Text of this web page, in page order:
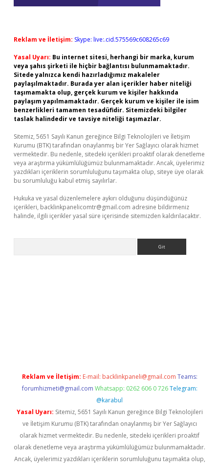
Reklam ve İletişim: Skype: live:.cid.575569c608265c69
Yasal Uyarı: Bu internet sitesi, herhangi bir marka, kurum
veya şahıs şirketi ile hiçbir bağlantısı bulunmamaktadır.
Sitede yalnızca kendi hazırladığımız makaleler
paylaşılmaktadır. Burada yer alan içerikler haber niteliği
taşımamakta olup, gerçek kurum ve kişiler hakkında
paylaşım yapılmamaktadır. Gerçek kurum ve kişiler ile isim
benzerlikleri tamamen tesadüfidir. Sitemizdeki bilgiler
taslak halindedir ve tavsiye niteliği taşımazlar.
Sitemiz, 5651 Sayılı Kanun gereğince Bilgi Teknolojileri ve İletişim
Kurumu (BTK) tarafından onaylanmış bir Yer Sağlayıcı olarak hizmet
vermektedir. Bu nedenle, sitedeki içerikleri proaktif olarak denetleme
veya araştırma yükümlülüğümüz bulunmamaktadır. Ancak, üyelerimiz
yazdıkları içeriklerin sorumluluğunu taşımakta olup, siteye üye olarak
bu sorumluluğu kabul etmiş sayılırlar.
Hukuka ve yasal düzenlemelere aykırı olduğunu düşündüğünüz
içerikleri, backlinkpanelicomtr@gmail.com adresine bildirmeniz
halinde, ilgili içerikler yasal süre içerisinde sitemizden kaldırılacaktır.
Reklam ve İletişim: E-mail: backlinkpaneli@gmail.com Teams:
forumhizmeti@gmail.com Whatsapp: 0262 606 0 726 Telegram:
@karabul
Yasal Uyarı: Sitemiz, 5651 Sayılı Kanun gereğince Bilgi Teknolojileri
ve İletişim Kurumu (BTK) tarafından onaylanmış bir Yer Sağlayıcı
olarak hizmet vermektedir. Bu nedenle, sitedeki içerikleri proaktif
olarak denetleme veya araştırma yükümlülüğümüz bulunmamaktadır.
Ancak, üyelerimiz yazdıkları içeriklerin sorumluluğunu taşımakta olup,